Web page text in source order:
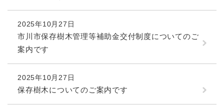
2025年10月27日
市川市保存樹木管理等補助金交付制度についてのご
案内です
2025年10月27日
保存樹木についてのご案内です